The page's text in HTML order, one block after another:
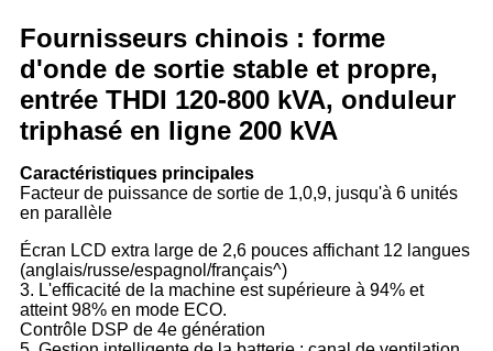
Fournisseurs chinois : forme
d'onde de sortie stable et propre,
entrée THDI 120-800 kVA, onduleur
triphasé en ligne 200 kVA
Caractéristiques principales
Facteur de puissance de sortie de 1,0,9, jusqu'à 6 unités
en parallèle
Écran LCD extra large de 2,6 pouces affichant 12 langues
(anglais/russe/espagnol/français^)
3. L'efficacité de la machine est supérieure à 94% et
atteint 98% en mode ECO.
Contrôle DSP de 4e génération